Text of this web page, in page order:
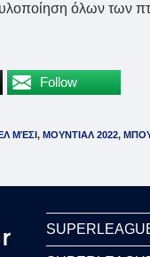
όλων των
Follow
ΜΈΣΙ , ΜΟΥΝΤΙΑΛ 2022,